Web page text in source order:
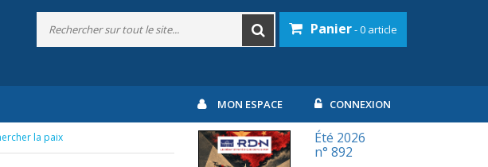
Panier- 0 article
MON ESPACE CONNEXION
la paix
Été 2026
n° 892